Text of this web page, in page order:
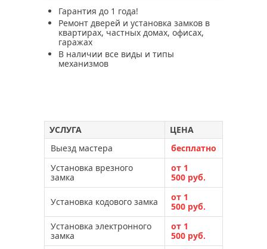
Гарантия до 1 года!
Ремонт дверей и установка замков в
квартирах, частных домах, офисах,
гаражах
В наличии все виды и типы
механизмов
УСЛУГА
ЦЕНА
Выезд мастера
бесплатно
Установка врезного
замка
от 1
500 руб.
Установка кодового замка
от 1
500 руб.
Установка электронного
замка
от 1
500 руб.